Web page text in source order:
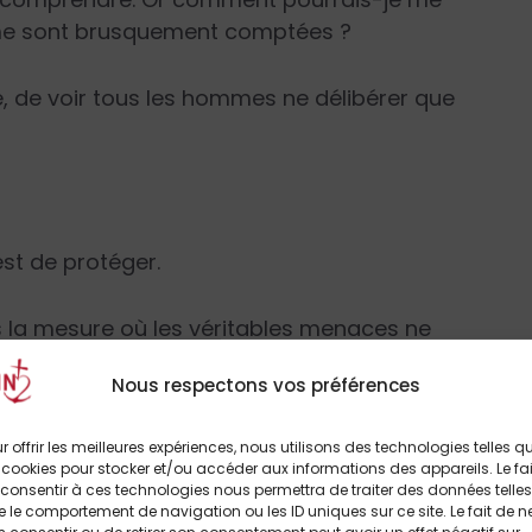
Nous respectons vos préférences
offrir les meilleures expériences, nous utilisons des technologies telles
pour stocker et/ou accéder aux informations des appareils. Le
à ces technologies nous permettra de traiter des données telles
le comportement de navigation ou les ID uniques sur ce site. Le fait de
sont brusquement comptées ?
de voir tous les hommes ne délibérer que
de protéger.
mesure où les véritables menaces ne
elle à craindre de l’opinion publique ?
et non pas l’opinion. C’est la force qui
opinion. Pourquoi ? Parce que qui voudra
cabale plus forte, de gens qui diront que